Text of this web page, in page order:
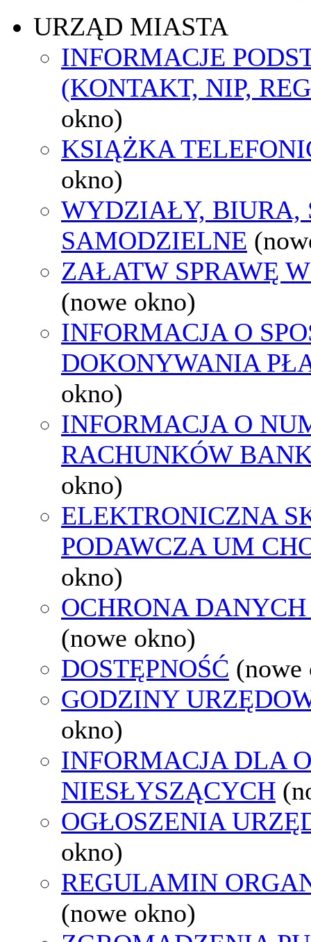
URZĄD MIASTA
INFORMACJE
(KONTAKT, NIP,
okno)
KSIĄŻKA
okno)
WYDZIAŁY, BIURA,
SAMODZIELNE
ZAŁATW SPRAWĘ
(nowe okno)
INFORMACJA O
DOKONYWANIA
okno)
INFORMACJA O
RACHUNKÓW
okno)
ELEKTRONICZNA
PODAWCZA UM
okno)
OCHRONA
(nowe okno)
DOSTĘPNOŚĆ (nowe
GODZINY
okno)
INFORMACJA DLA
NIESŁYSZĄCYCH
OGŁOSZENIA
okno)
REGULAMIN
(nowe okno)